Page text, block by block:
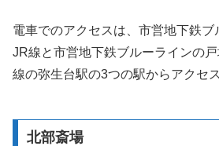
電車でのアクセスは、市営地下鉄ブ
JR線と市営地下鉄ブルーラインの
線の弥生台駅の3つの駅からアクセ
北部斎場